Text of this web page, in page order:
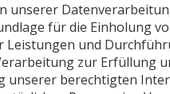
unserer
für die Einholung
Leistungen und
zur Erfüllung
berechtigten